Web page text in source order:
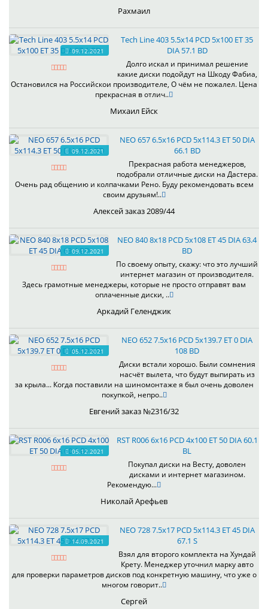
Рахмаил
09.12.2021
Tech Line 403 5.5x14 PCD 5x100 ET 35
DIA 57.1 BD
Долго искал и принимал решение
какие диски подойдут на Шкоду Фабиа,
Остановился на Российскои производителе, О чём не пожалел. Цена
прекрасная в отлич..
Михаил Ейск
09.12.2021
NEO 657 6.5x16 PCD 5x114.3 ET 50 DIA
66.1 BD
Прекрасная работа менеджеров,
подобрали отличные диски на Дастера.
Очень рад общению и колпачками Рено. Буду рекомендовать всем
своим друзьям!..
Алексей заказ 2089/44
09.12.2021
NEO 840 8x18 PCD 5x108 ET 45 DIA 63.4
BD
По своему опыту, скажу: что это лучший
интернет магазин от производителя.
Здесь грамотные менеджеры, которые не просто отправят вам
оплаченные диски, ..
Аркадий Геленджик
05.12.2021
NEO 652 7.5x16 PCD 5x139.7 ET 0 DIA
108 BD
Диски встали хорошо. Были сомнения
насчёт вылета, что будут выпирать из
за крыла... Когда поставили на шиномонтаже я был очень доволен
покупкой, непро..
Евгений заказ №2316/32
05.12.2021
RST R006 6x16 PCD 4x100 ET 50 DIA 60.1
BL
Покупал диски на Весту, доволен
дисками и интернет магазином.
Рекомендую...
Николай Арефьев
14.09.2021
NEO 728 7.5x17 PCD 5x114.3 ET 45 DIA
67.1 S
Взял для второго комплекта на Хундай
Крету. Менеджер уточнил марку авто
для проверки параметров дисков под конкретную машину, что уже о
многом говорит..
Сергей